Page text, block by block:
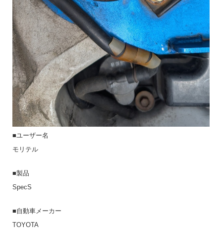
■ユーザー名
モリテル
■製品
SpecS
■自動車メーカー
TOYOTA